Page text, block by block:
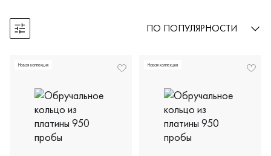
Открыть фильтры ПО ПОПУЛЯРНОСТИ
Новая коллекция Новая коллекция